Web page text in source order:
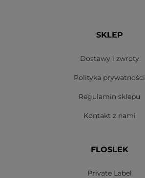
SKLEP
Dostawy i zwroty
Polityka prywatności
Regulamin sklepu
Kontakt z nami
FLOSLEK
Private Label